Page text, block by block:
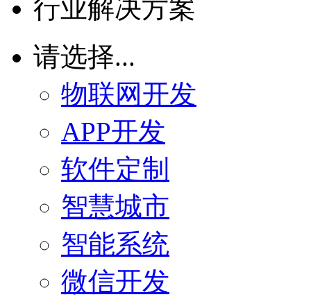
行业解决方案
请选择...
物联网开发
APP开发
软件定制
智慧城市
智能系统
微信开发